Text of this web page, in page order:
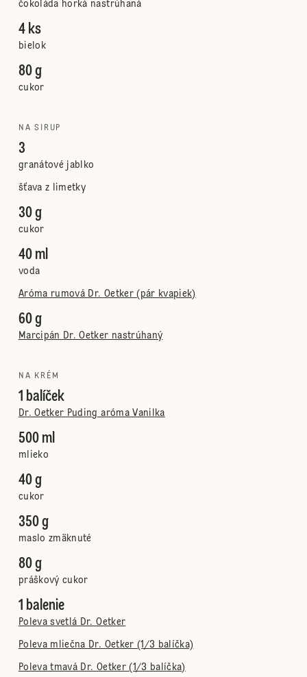
čokoláda horká nastrúhaná
4 ks
bielok
80 g
cukor
NA SIRUP
3
granátové jablko
šťava z limetky
30 g
cukor
40 ml
voda
Aróma rumová Dr. Oetker (pár kvapiek)
60 g
Marcipán Dr. Oetker nastrúhaný
NA KRÉM
1 balíček
Dr. Oetker Puding aróma Vanilka
500 ml
mlieko
40 g
cukor
350 g
maslo zmäknuté
80 g
práškový cukor
1 balenie
Poleva svetlá Dr. Oetker
Poleva mliečna Dr. Oetker (1/3 balíčka)
Poleva tmavá Dr. Oetker (1/3 balíčka)